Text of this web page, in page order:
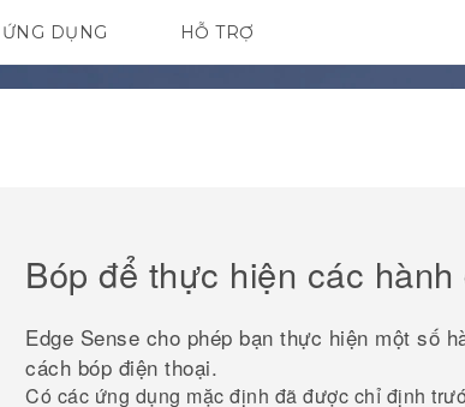
ĐIỆN THOẠI THÔNG MINH
ỨNG DỤNG HỖ TRỢ
Bóp để thực hiện các
Edge Sense cho phép bạn thực hiện một số
cách bóp điện thoại.
Có các ứng dụng mặc định đã được chỉ định